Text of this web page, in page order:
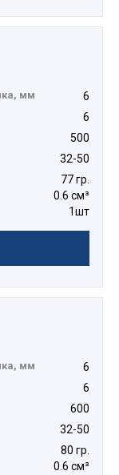
мм 6
6
500
32-50
77 гр.
0.6 см³
1шт
мм 6
6
600
32-50
80 гр.
0.6 см³